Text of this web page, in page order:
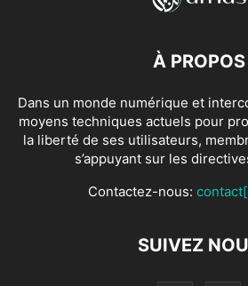
À PROPOS
Dans un monde numérique et
moyens techniques actuels pour
la liberté de ses utilisateurs,
s’appuyant sur les
Contactez-nous:
SUIVEZ